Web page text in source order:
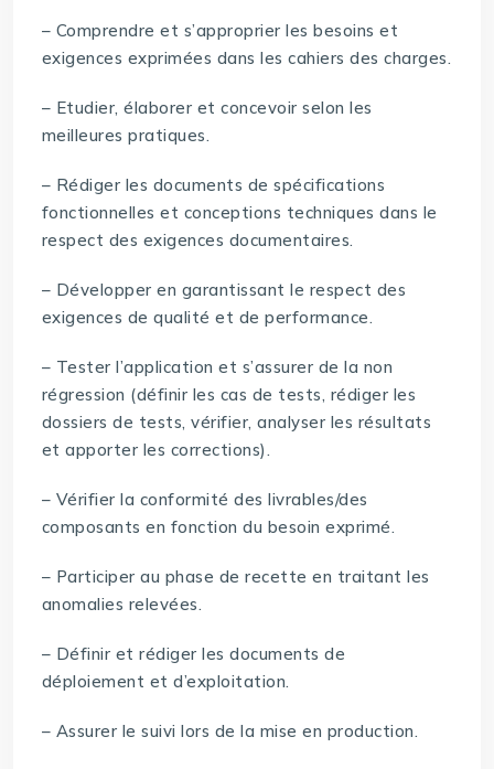
– Comprendre et s’approprier les besoins et
exigences exprimées dans les cahiers des charges.
– Etudier, élaborer et concevoir selon les
meilleures pratiques.
– Rédiger les documents de spécifications
fonctionnelles et conceptions techniques dans le
respect des exigences documentaires.
– Développer en garantissant le respect des
exigences de qualité et de performance.
– Tester l’application et s’assurer de la non
régression (définir les cas de tests, rédiger les
dossiers de tests, vérifier, analyser les résultats
et apporter les corrections).
– Vérifier la conformité des livrables/des
composants en fonction du besoin exprimé.
– Participer au phase de recette en traitant les
anomalies relevées.
– Définir et rédiger les documents de
déploiement et d’exploitation.
– Assurer le suivi lors de la mise en production.